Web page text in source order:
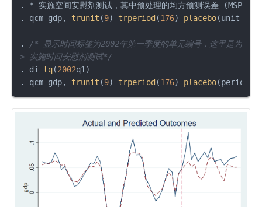
. * 实施空间安慰剂测试，其中预处理的均方预测误差 (MSPE)
. qcm gdp, trunit (9) trperiod (176) placebo(unit
. /* 显示时间标签为2002年第一季度的单元编号，这里是为了设
> 实施时间安慰剂测试*/
. di tq(2002q1)
. qcm gdp, trunit (9) trperiod (176) placebo(period(